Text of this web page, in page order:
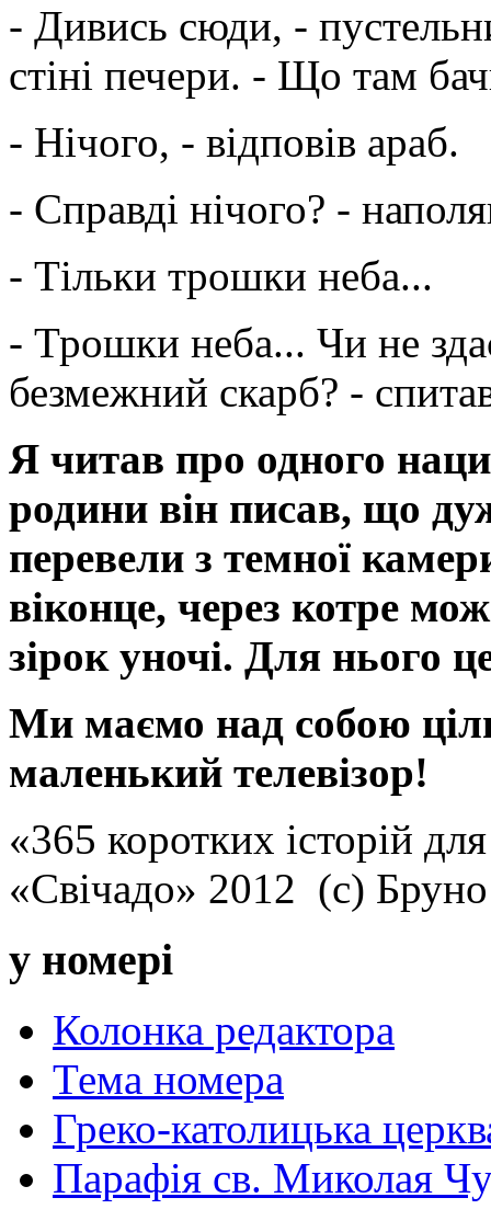
- Дивись сюди, -
стіні печери. - Що там
- Нічого, - відповів араб.
- Справді нічого? -
- Тільки трошки неба...
- Трошки неба... Чи не
безмежний скарб? -
Я читав про одного
родини він писав, що
перевели з темної
віконце, через котре
зірок уночі. Для нього
Ми маємо над собою
маленький телевізор!
«365 коротких історій
«Свічадо» 2012 (с)
у номері
Колонка редактора
Тема номера
Греко-католицька
Парафія св. Миколая